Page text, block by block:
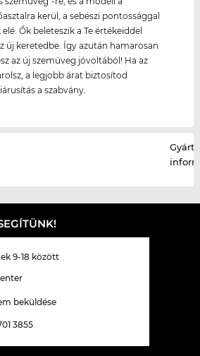
kerül, a sebészi pontossággal
Ők beleteszik a Te értékeiddel
új keretedbe. Így azután hamarosan
az új szemüveg jóvoltából! Ha az
a legjobb árat biztosítod
a szabvány.
9-18 között
beküldése
3855